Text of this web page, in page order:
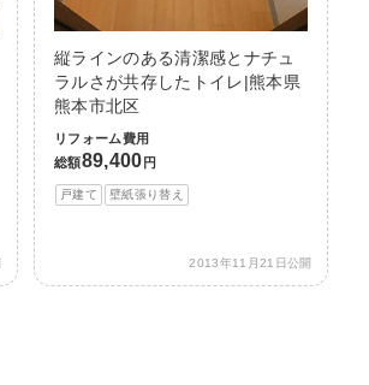
縦ラインのある清潔感とナチュ
ラルさが共存したトイレ|熊本県
熊本市北区
リフォーム費用
総額89,400 円
戸建て 壁紙張り替え
2013年11月21日公開